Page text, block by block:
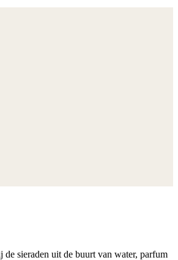
sieraden uit de buurt van water, parfum